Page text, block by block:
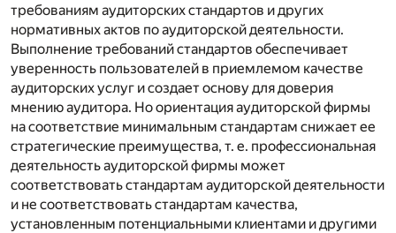
требованиям аудиторских стандартов и других
нормативных актов по аудиторской деятельности.
Выполнение требований стандартов обеспечивает
уверенность пользователей в приемлемом качестве
аудиторских услуг и создает основу для доверия
мнению аудитора. Но ориентация аудиторской фирмы
на соответствие минимальным стандартам снижает ее
стратегические преимущества, т. е. профессиональная
деятельность аудиторской фирмы может
соответствовать стандартам аудиторской деятельности
и не соответствовать стандартам качества,
установленным потенциальными клиентами и другими